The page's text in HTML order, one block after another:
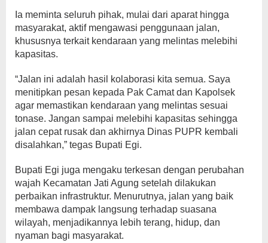
Ia meminta seluruh pihak, mulai dari aparat hingga
masyarakat, aktif mengawasi penggunaan jalan,
khususnya terkait kendaraan yang melintas melebihi
kapasitas.
“Jalan ini adalah hasil kolaborasi kita semua. Saya
menitipkan pesan kepada Pak Camat dan Kapolsek
agar memastikan kendaraan yang melintas sesuai
tonase. Jangan sampai melebihi kapasitas sehingga
jalan cepat rusak dan akhirnya Dinas PUPR kembali
disalahkan,” tegas Bupati Egi.
Bupati Egi juga mengaku terkesan dengan perubahan
wajah Kecamatan Jati Agung setelah dilakukan
perbaikan infrastruktur. Menurutnya, jalan yang baik
membawa dampak langsung terhadap suasana
wilayah, menjadikannya lebih terang, hidup, dan
nyaman bagi masyarakat.